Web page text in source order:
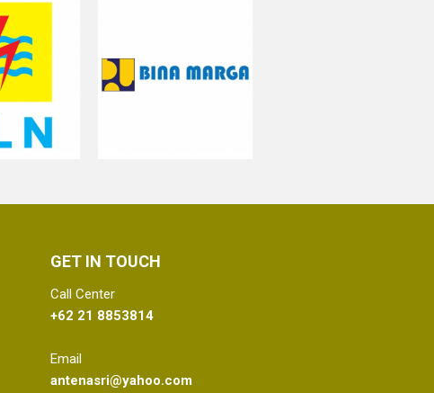
GET IN TOUCH
Call Center
+62 21 8853814
Email
antenasri@yahoo.com